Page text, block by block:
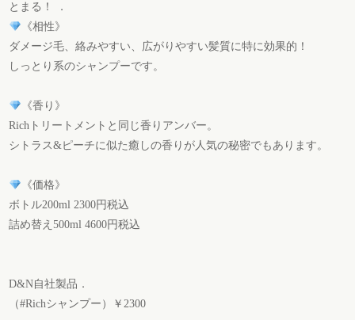
とまる！ ．
《相性》
ダメージ毛、絡みやすい、広がりやすい髪質に特に効果的！
しっとり系のシャンプーです。
《香り》
Richトリートメントと同じ香りアンバー。
シトラス&ピーチに似た癒しの香りが人気の秘密でもあります。
《価格》
ボトル200ml 2300円税込
詰め替え500ml 4600円税込
D&N自社製品．
（#Richシャンプー）￥2300